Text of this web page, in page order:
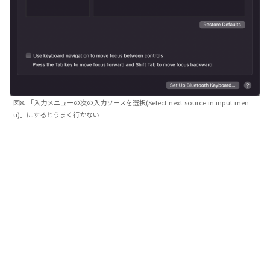
図8. 「入力メニューの次の入力ソースを選択(Select next source in input men
u)」にするとうまく行かない